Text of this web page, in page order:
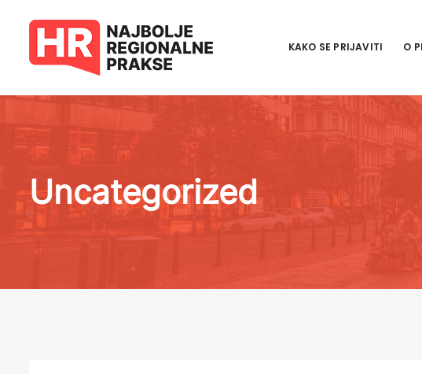
KAKO SE PRIJAVITI O
Uncategorized